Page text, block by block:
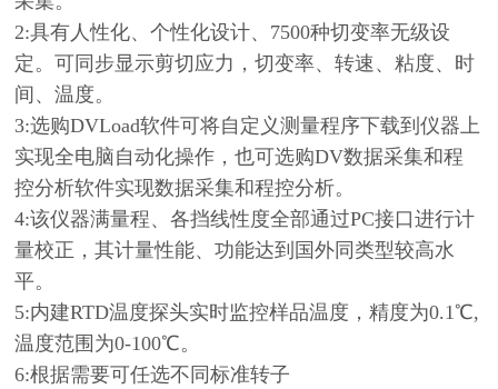
2:具有人性化、个性化设计、7500种切变率无级设
定。可同步显示剪切应力，切变率、转速、粘度、时
间、温度。
3:选购DVLoad软件可将自定义测量程序下载到仪器上
实现全电脑自动化操作，也可选购DV数据采集和程
控分析软件实现数据采集和程控分析。
4:该仪器满量程、各挡线性度全部通过PC接口进行计
量校正，其计量性能、功能达到国外同类型较高水
平。
5:内建RTD温度探头实时监控样品温度，精度为0.1℃,
温度范围为0-100℃。
6:根据需要可任选不同标准转子